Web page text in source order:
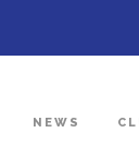
NEWS